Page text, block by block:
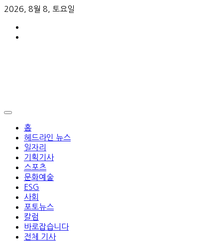
2026, 8월 8, 토요일
홈
헤드라인 뉴스
일자리
기획기사
스포츠
문화예술
ESG
사회
포토뉴스
칼럼
바로잡습니다
전체 기사